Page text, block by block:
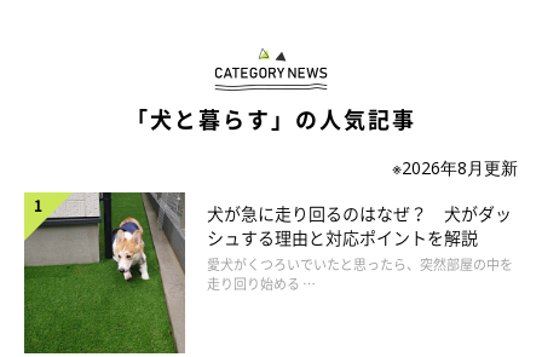
「犬と暮らす」の人気記事
※2026年8月更新
犬が急に走り回るのはなぜ？ 犬がダッ
シュする理由と対応ポイントを解説
愛犬がくつろいでいたと思ったら、突然部屋の中を
走り回り始める …